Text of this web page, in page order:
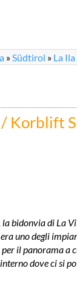
»Südtirol » La
Korblift
bidonvia di La
uno degli
il panorama a
dove ci si